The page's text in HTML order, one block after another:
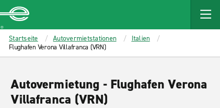
MAIN
CONTENT
Enterprise
Startseite Autovermietstationen
Italien
Flughafen Verona Villafranca (VRN)
Autovermietung - Flughafen Verona
Villafranca (VRN)